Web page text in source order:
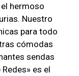
hermoso
Nuestro
para todo
cómodas
sendas
es el